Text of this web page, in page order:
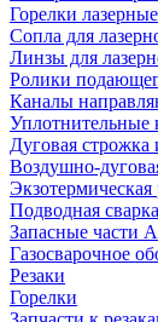
Горелки лазерные
Сопла для
Линзы для
Ролики
Каналы
Уплотнительные
Дуговая строжка
Воздушно-
Экзотермическая
Подводная
Запасные части
Газосварочное
Резаки
Горелки